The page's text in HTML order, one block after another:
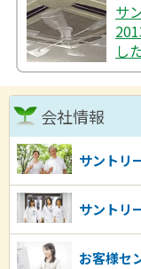
サ
し
会社情報
サントリ
サントリ
お客様セ